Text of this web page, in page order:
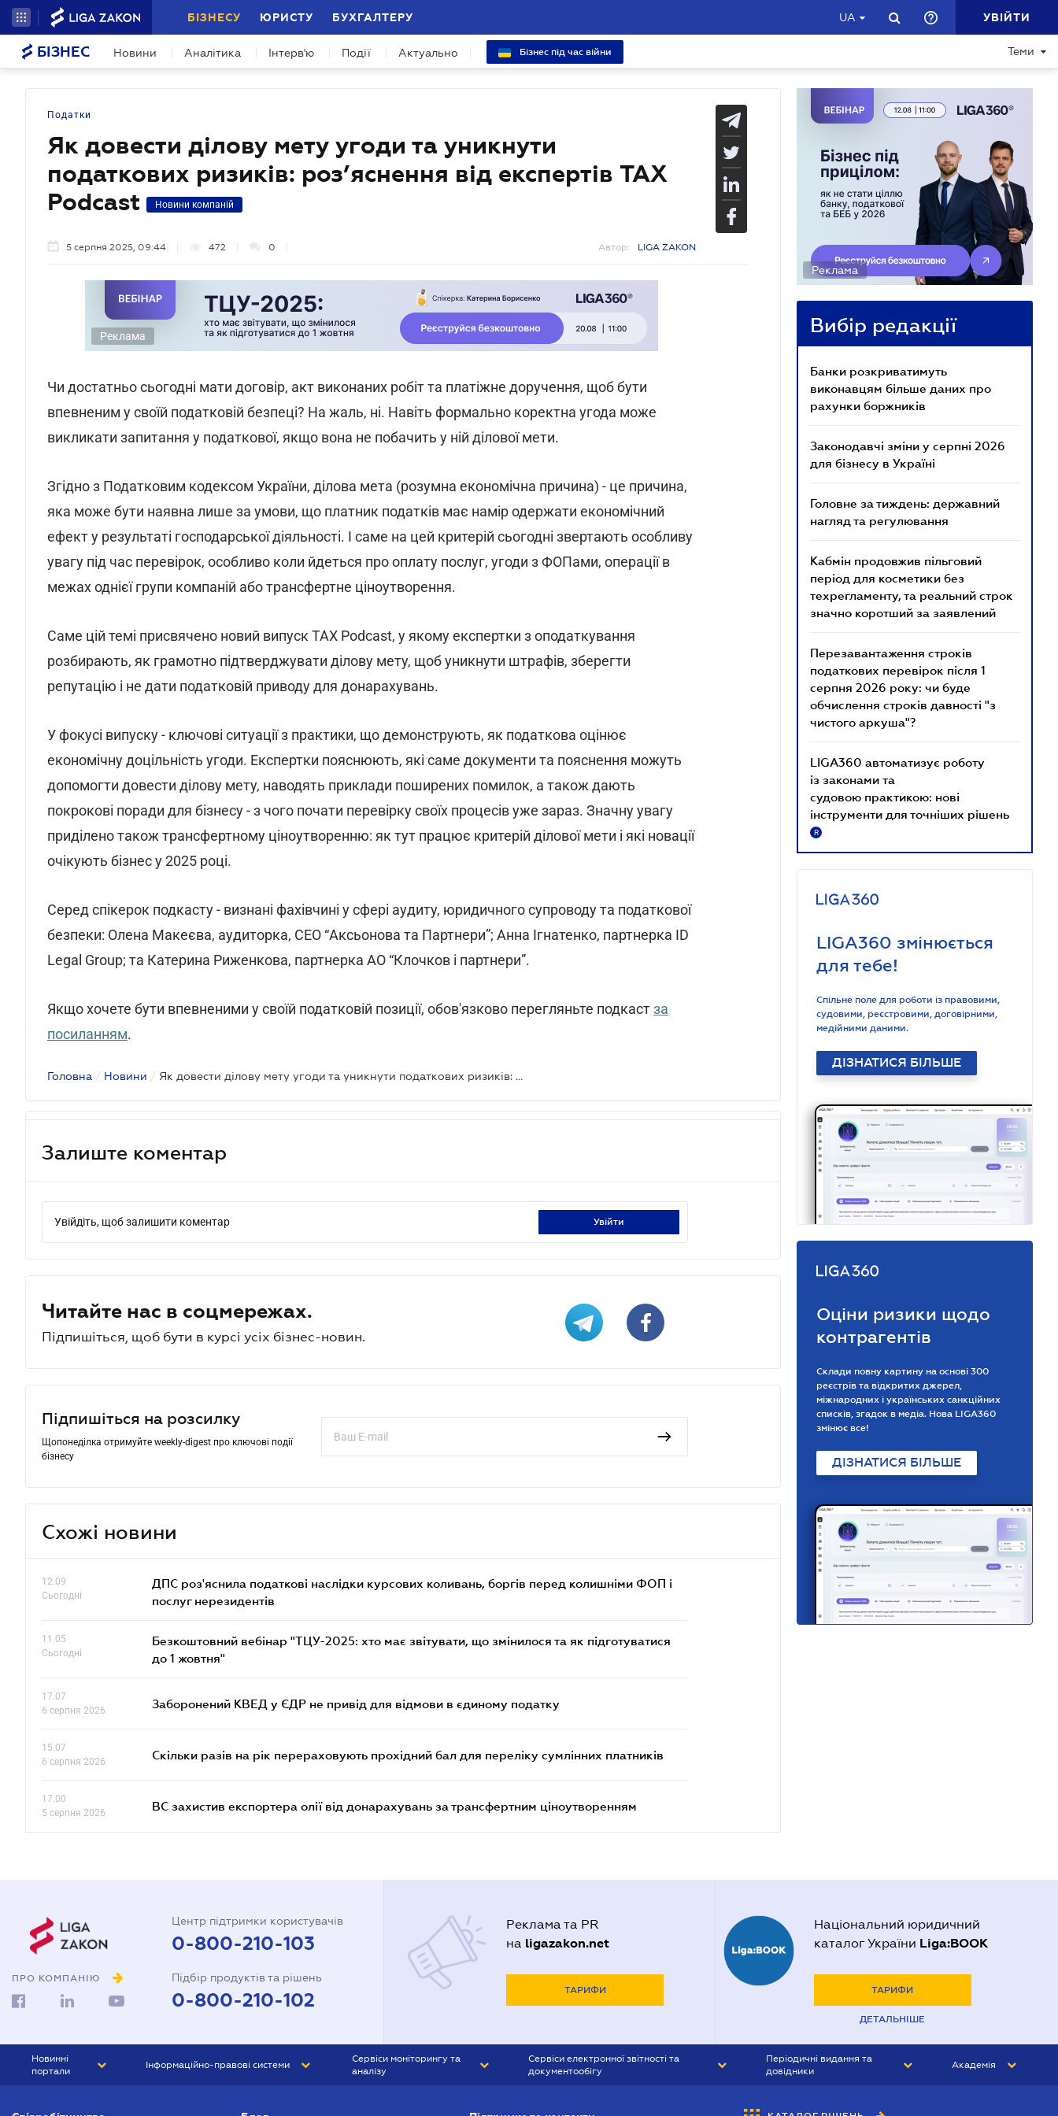
БІЗНЕСУ ЮРИСТУ БУХГАЛТЕРУ UA УВІЙТИ
БІЗНЕС Новини Аналітика Інтерв'ю Події Актуально Бізнес під час війни Теми
Податки
Як довести ділову мету угоди та уникнути
податкових ризиків: роз’яснення від експертів TAX
Podcast
Новини компаній
5 серпня 2025, 09:44 472 0 Автор: LIGA ZAKON
Реклама
Чи достатньо сьогодні мати договір, акт виконаних робіт та платіжне доручення, щоб бути
впевненим у своїй податковій безпеці? На жаль, ні. Навіть формально коректна угода може
викликати запитання у податкової, якщо вона не побачить у ній ділової мети.
Згідно з Податковим кодексом України, ділова мета (розумна економічна причина) - це причина,
яка може бути наявна лише за умови, що платник податків має намір одержати економічний
ефект у результаті господарської діяльності. І саме на цей критерій сьогодні звертають особливу
увагу під час перевірок, особливо коли йдеться про оплату послуг, угоди з ФОПами, операції в
межах однієї групи компаній або трансфертне ціноутворення.
Саме цій темі присвячено новий випуск TAX Podcast, у якому експертки з оподаткування
розбирають, як грамотно підтверджувати ділову мету, щоб уникнути штрафів, зберегти
репутацію і не дати податковій приводу для донарахувань.
У фокусі випуску - ключові ситуації з практики, що демонструють, як податкова оцінює
економічну доцільність угоди. Експертки пояснюють, які саме документи та пояснення можуть
допомогти довести ділову мету, наводять приклади поширених помилок, а також дають
покрокові поради для бізнесу - з чого почати перевірку своїх процесів уже зараз. Значну увагу
приділено також трансфертному ціноутворенню: як тут працює критерій ділової мети і які новації
очікують бізнес у 2025 році.
Серед спікерок подкасту - визнані фахівчині у сфері аудиту, юридичного супроводу та податкової
безпеки: Олена Макеєва, аудиторка, CEO “Аксьонова та Партнери”; Анна Ігнатенко, партнерка ID
Legal Group; та Катерина Риженкова, партнерка АО “Клочков і партнери”.
Якщо хочете бути впевненими у своїй податковій позиції, обов'язково перегляньте подкастза
посиланням.
Головна / Новини / Як довести ділову мету угоди та уникнути податкових ризиків: роз’яснення від експертів TAX Podcast
Залиште коментар
Увійдіть, щоб залишити коментар увійти
Читайте нас в соцмережах.
Підпишіться, щоб бути в курсі усіх бізнес-новин.
Підпишіться на розсилку
Щопонеділка отримуйте weekly-digest про ключові події
бізнесу
Схожі новини
12.09
Сьогодні
ДПС роз'яснила податкові наслідки курсових коливань, боргів перед колишніми ФОП і
послуг нерезидентів
11.05
Сьогодні
Безкоштовний вебінар "ТЦУ-2025: хто має звітувати, що змінилося та як підготуватися
до 1 жовтня"
17.07
6 серпня 2026
Заборонений КВЕД у ЄДР не привід для відмови в єдиному податку
15.07
6 серпня 2026
Скільки разів на рік перераховують прохідний бал для переліку сумлінних платників
17.00
5 серпня 2026
ВС захистив експортера олії від донарахувань за трансфертним ціноутворенням
Реклама
Вибір редакції
Банки розкриватимуть
виконавцям більше даних про
рахунки боржників
Законодавчі зміни у серпні 2026
для бізнесу в Україні
Головне за тиждень: державний
нагляд та регулювання
Кабмін продовжив пільговий
період для косметики без
техрегламенту, та реальний строк
значно коротший за заявлений
Перезавантаження строків
податкових перевірок після 1
серпня 2026 року: чи буде
обчислення строків давності "з
чистого аркуша"?
LIGA360 автоматизує роботу
із законами та
судовою практикою: нові
інструменти для точніших рішень
R
LIGA360 змінюється
для тебе!
Спільне поле для роботи із правовими,
судовими, реєстровими, договірними,
медійними даними.
ДІЗНАТИСЯ БІЛЬШЕ
Оціни ризики щодо
контрагентів
Склади повну картину на основі 300
реєстрів та відкритих джерел,
міжнародних і українських санкційних
списків, згадок в медіа. Нова LIGA360
змінює все!
ДІЗНАТИСЯ БІЛЬШЕ
ПРО КОМПАНІЮ
Центр підтримки користувачів
0-800-210-103
Підбір продуктів та рішень
0-800-210-102
Реклама та PR
на ligazakon.net
ТАРИФИ
Національний юридичний
каталог України Liga:BOOK
ТАРИФИ
ДЕТАЛЬНІШЕ
Новинні
портали
Інформаційно-правові системи
Сервіси моніторингу та
аналізу
Сервіси електронної звітності та
документообігу
Періодичні видання та
довідники
Академія